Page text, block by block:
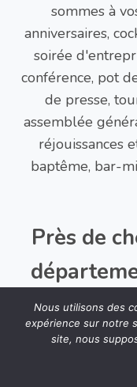
sommes à
anniversaires,
soirée
conférence, pot
de presse,
assemblée
réjouissances
baptême, bar-
Près de
Une sélection de
à proximité de
,
Nous utilisons des
expérience sur notre
site, nous